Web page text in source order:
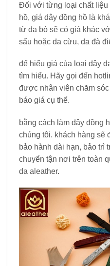
Đối với từng loại chất liệu
hồ, giá dây đồng hồ là
từ da bò sẽ có giá khác
sấu hoặc da cừu, da đà
để hiểu giá của loại dây
tìm hiểu. Hãy gọi đến
được nhân viên chăm
báo giá cụ thể.
bằng cách làm dây đồng
chúng tôi. khách hàng
bảo hành dài hạn, bảo trì
chuyển tận nơi trên toàn
da aleather.